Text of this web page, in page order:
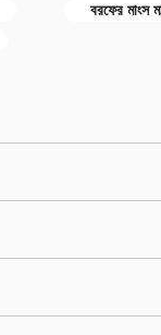
বরফের মাংস